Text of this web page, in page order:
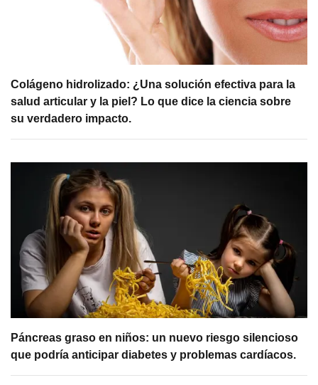
Colágeno hidrolizado: ¿Una solución efectiva para la
salud articular y la piel? Lo que dice la ciencia sobre
su verdadero impacto.
Páncreas graso en niños: un nuevo riesgo silencioso
que podría anticipar diabetes y problemas cardíacos.